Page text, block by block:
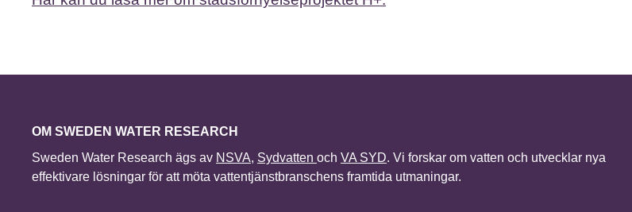
OM SWEDEN WATER RESEARCH
Sweden Water Research ägs av NSVA, Sydvatten och VA SYD. Vi forskar om vatten och utvecklar nya
effektivare lösningar för att möta vattentjänstbranschens framtida utmaningar.